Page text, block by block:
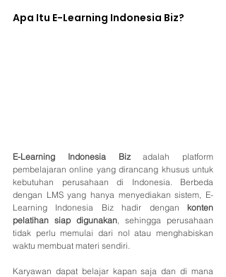
Apa Itu E-Learning Indonesia Biz?
E-Learning Indonesia Biz adalah platform
pembelajaran online yang dirancang khusus untuk
kebutuhan perusahaan di Indonesia. Berbeda
dengan LMS yang hanya menyediakan sistem, E-
Learning Indonesia Biz hadir dengan konten
pelatihan siap digunakan , sehingga perusahaan
tidak perlu memulai dari nol atau menghabiskan
waktu membuat materi sendiri.
Karyawan dapat belajar kapan saja dan di mana